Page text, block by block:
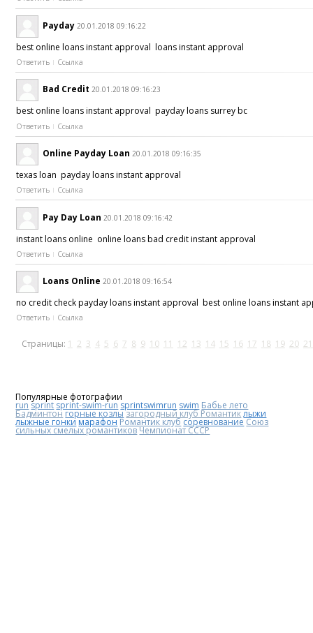
Payday 20.01.2018 09:16:22
best online loans instant approval loans instant approval
Ответить Ссылка
Bad Credit 20.01.2018 09:16:23
best online loans instant approval payday loans surrey bc
Ответить Ссылка
Online Payday Loan 20.01.2018 09:16:35
texas loan payday loans instant approval
Ответить Ссылка
Pay Day Loan 20.01.2018 09:16:42
instant loans online online loans bad credit instant approval
Ответить Ссылка
Loans Online 20.01.2018 09:16:54
no credit check payday loans instant approval best online loans instant
Ответить Ссылка
Страницы: 1 2 3 4 5 6 7 8 9 10 11 12 13 14 15 16 17 18 19 20 21
Популярные фотографии
run sprint sprint-swim-run sprintswimrun swim Бабье лето
Бадминтонгорные козлы загородный клуб Романтиклыжи
лыжные гонки марафонРомантик клубсоревнованиеСоюз
сильных смелых романтиковЧемпионат СССР